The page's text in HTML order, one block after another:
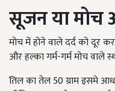
सूजन या मोच
मोच में होने वाले दर्द को दूर
और हल्का गर्म-गर्म मोच वाले
तिल का तेल 50 ग्राम इसमे